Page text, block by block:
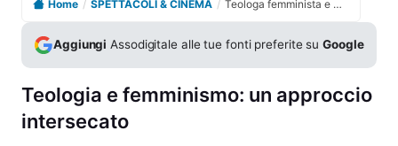
Home / SPETTACOLI & CINEMA / Teologa femminista e monaca di clausura: la vita oltre le etichette.
Aggiungi Assodigitale alle tue fonti preferite suGoogle
Teologia e femminismo: un approccio
intersecato